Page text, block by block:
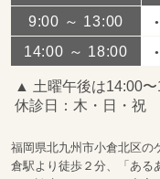
9:00 ～ 13:00
●
14:00 ～ 18:00 ●
▲ 土曜午後は14:00〜
休診日：木・日・祝
福岡県北九州市小倉北区の
倉駅より徒歩２分、「ある